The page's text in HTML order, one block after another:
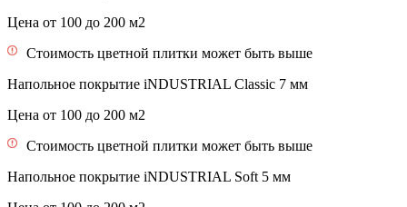
Цена от 100 до 200 м2
Стоимость цветной плитки может быть выше
Напольное покрытие iNDUSTRIAL Classiс 7 мм
Цена от 100 до 200 м2
Стоимость цветной плитки может быть выше
Напольное покрытие iNDUSTRIAL Soft 5 мм